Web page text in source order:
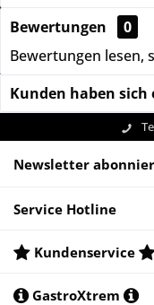
Bewertungen
0
Bewertungen lesen,
Kunden haben sich
Newsletter
Service Hotline
Kundenservice
GastroXtrem